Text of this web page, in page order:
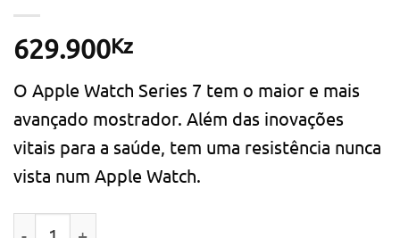
629.900Kz
O Apple Watch Series 7 tem o maior e mais
avançado mostrador. Além das inovações
vitais para a saúde, tem uma resistência nunca
vista num Apple Watch.